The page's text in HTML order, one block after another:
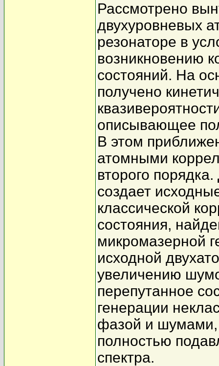
Рассмотрено
двухуровневых
резонаторе в
возникновению
состояний. На
получено
описывающее
В этом
атомными
второго
создает
классической
состояния,
микромазерной
исходной
увеличению
перепутанное
генерации
фазой и шумами,
полностью
спектра.